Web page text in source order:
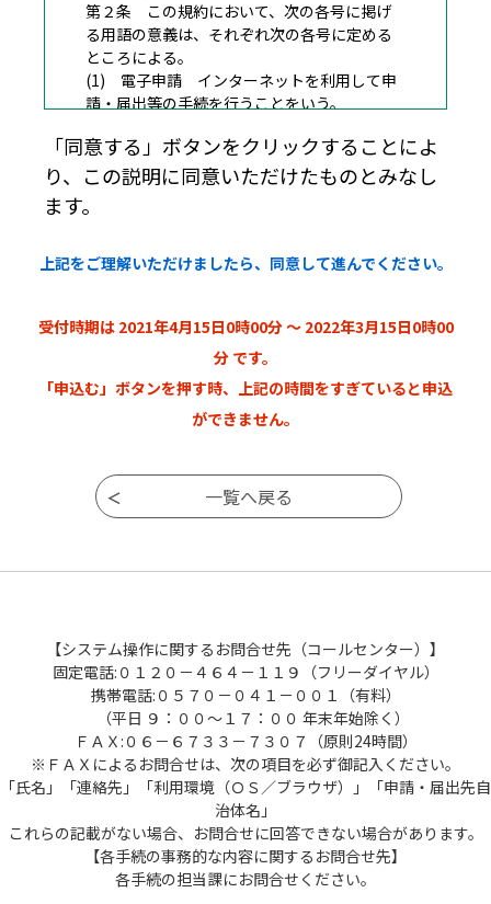
第２条 この規約において、次の各号に掲げ
る用語の意義は、それぞれ次の各号に定める
ところによる。
(1) 電子申請 インターネットを利用して申
請・届出等の手続を行うことをいう。
申請を行う際に入力する事項（添付書類を含
む。）をいう。
人又は団体をいう。
するために登録するメールアドレスをいう。
(6) パスワード 利用者ＩＤまたは整理番号
を使用する際のセキュリティ確保を目的とし
て、利用者が管理する暗証符号をいう。
(7) 個人情報 本システムにおいて取り扱う
個人に関する情報（氏名、生年月日等により
し、法人又は団体に関して記録された情報に
含まれるその法人又は団体の役員に関する情
報及び事業を営む個人のその事業に関する情
ム利用上の問い合わせの受付及び回答を行う
機関をいう。
(10) サービス提供事業者 本システムのサ
ービス提供を委託された株式会社エヌ・テ
ィ・ティ・データ関西をいう。
（利用規約の同意）
第３条 本システムを利用して電子申請の手
続を行う者は、この規約に同意する必要があ
り、この規約に同意できない場合は、本シス
テムの利用はできないものとする。
２ 本システムを利用した者は、この規約に
「同意する」ボタンをクリックすることによ
り、この説明に同意いただけたものとみなし
ます。
上記をご理解いただけましたら、同意して進んでください。
受付時期は 2021年4月15日0時00分 ～ 2022年3月15日0時00
分 です。
「申込む」ボタンを押す時、上記の時間をすぎていると申込
ができません。
【システム操作に関するお問合せ先（コールセンター）】
固定電話:０１２０－４６４－１１９（フリーダイヤル）
携帯電話:０５７０－０４１－００１（有料）
（平日 ９：００～１７：００ 年末年始除く）
ＦＡＸ:０６－６７３３－７３０７（原則24時間）
※ＦＡＸによるお問合せは、次の項目を必ず御記入ください。
「氏名」「連絡先」「利用環境（ＯＳ／ブラウザ）」「申請・届出先自
治体名」
これらの記載がない場合、お問合せに回答できない場合があります。
【各手続の事務的な内容に関するお問合せ先】
各手続の担当課にお問合せください。